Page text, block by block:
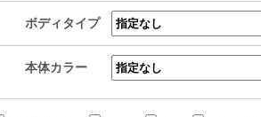
ボディタイプ
本体カラー